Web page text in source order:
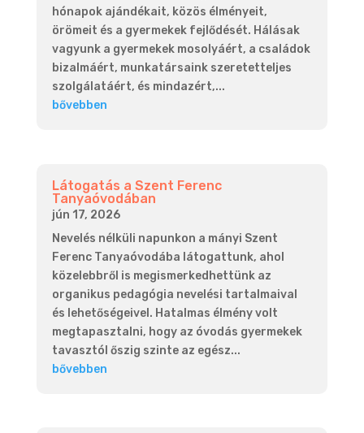
hónapok ajándékait, közös élményeit,
örömeit és a gyermekek fejlődését. Hálásak
vagyunk a gyermekek mosolyáért, a családok
bizalmáért, munkatársaink szeretetteljes
szolgálatáért, és mindazért,...
bővebben
Látogatás a Szent Ferenc
Tanyaóvodában
jún 17, 2026
Nevelés nélküli napunkon a mányi Szent
Ferenc Tanyaóvodába látogattunk, ahol
közelebbről is megismerkedhettünk az
organikus pedagógia nevelési tartalmaival
és lehetőségeivel. Hatalmas élmény volt
megtapasztalni, hogy az óvodás gyermekek
tavasztól őszig szinte az egész...
bővebben